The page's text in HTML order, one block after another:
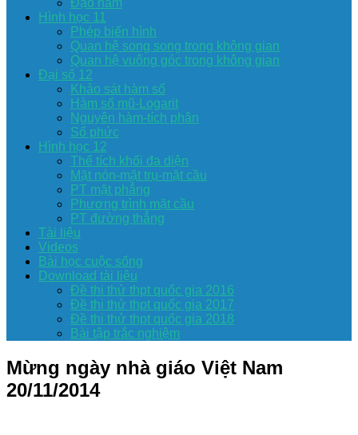
Đạo hàm
Hình học 11
Phép biến hình
Quan hệ song song trong không gian
Quan hệ vuông góc trong không gian
Đại số 12
Khảo sát hàm số
Hàm số mũ-Logarit
Nguyên hàm-tích phân
Số phức
Hình học 12
Thể tích khối đa diện
Mặt nón-mặt trụ-mặt cầu
PT mặt phẳng
Phương trình mặt cầu
PT đường thẳng
Tài liệu
Videos
Bài học cuộc sống
Download tài liệu
Đề thi thử thpt quốc gia 2016
Đề thi thử thpt quốc gia 2017
Đề thi thử thpt quốc gia 2018
Bài tập trắc nghiệm
Mừng ngày nhà giáo Việt Nam
20/11/2014